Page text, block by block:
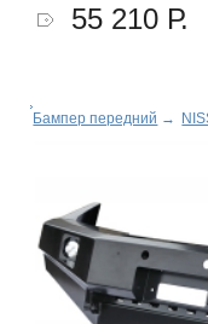
55 210 Р.
Бампер передний →